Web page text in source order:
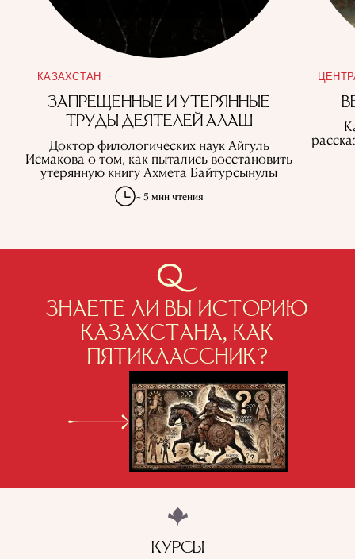
КАЗАХСТАН
ЗАПРЕЩЕННЫЕ И УТЕРЯННЫЕ
ТРУДЫ ДЕЯТЕЛЕЙ АЛАШ
Доктор филологических наук Айгуль
Исмакова о том, как пытались восстановить
утерянную книгу Ахмета Байтурсынулы
~ 5 мин чтения
ЗНАЕТЕ ЛИ ВЫ ИСТОРИЮ
КАЗАХСТАНА, КАК
ПЯТИКЛАССНИК?
КУРСЫ